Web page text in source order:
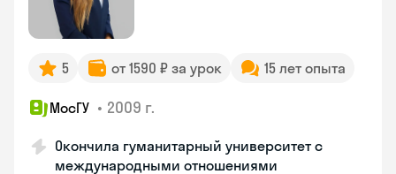
5 от 1590 ₽ за урок 15 лет опыта
МосГУ • 2009 г.
Окончила гуманитарный университет с
международными отношениями